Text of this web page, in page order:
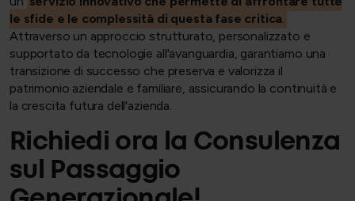
le sfide e le complessità di questa fase critica.
Attraverso un approccio strutturato, personalizzato e
supportato da tecnologie all'avanguardia, garantiamo una
transizione di successo che preserva e valorizza il
patrimonio aziendale e familiare, assicurando la continuità e
la crescita futura dell'azienda.
Richiedi ora la Consulenza
sul Passaggio